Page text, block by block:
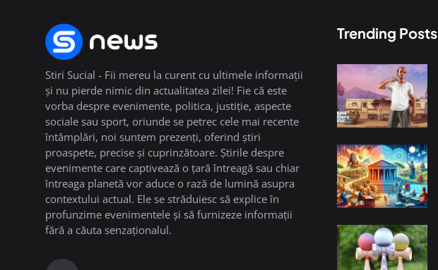
Stiri Sucial - Fii mereu la curent cu ultimele informații
și nu pierde nimic din actualitatea zilei! Fie că este
vorba despre evenimente, politica, justiție, aspecte
sociale sau sport, oriunde se petrec cele mai recente
întâmplări, noi suntem prezenți, oferind știri
proaspete, precise și cuprinzătoare. Știrile despre
evenimente care captivează o țară întreagă sau chiar
întreaga planetă vor aduce o rază de lumină asupra
contextului actual. Ele se străduiesc să explice în
profunzime evenimentele și să furnizeze informații
fără a căuta senzaționalul.
Trending Posts